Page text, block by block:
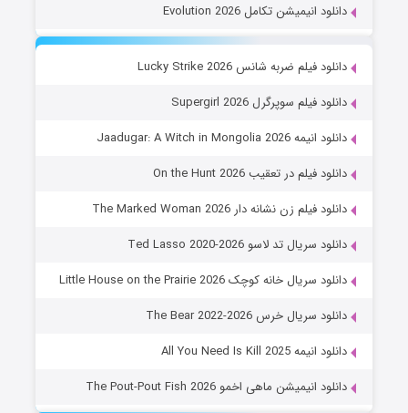
دانلود انیمیشن تکامل Evolution 2026
دانلود فیلم ضربه شانس Lucky Strike 2026
دانلود فیلم سوپرگرل Supergirl 2026
دانلود انیمه Jaadugar: A Witch in Mongolia 2026
دانلود فیلم در تعقیب On the Hunt 2026
دانلود فیلم زن نشانه دار The Marked Woman 2026
دانلود سریال تد لاسو Ted Lasso 2020-2026
دانلود سریال خانه کوچک Little House on the Prairie 2026
دانلود سریال خرس The Bear 2022-2026
دانلود انیمه All You Need Is Kill 2025
دانلود انیمیشن ماهی اخمو The Pout-Pout Fish 2026